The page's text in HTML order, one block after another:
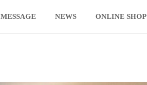
MESSAGE NEWS ONLINE SHOP